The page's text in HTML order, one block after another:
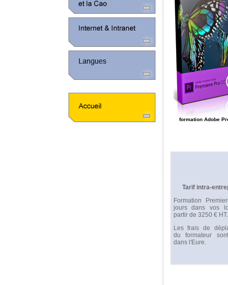
formation Adobe
Tarif intra-
Formation
jours dans vos
partir de 3250 € HT.
Les frais de
du formateur
dans l'Eure.